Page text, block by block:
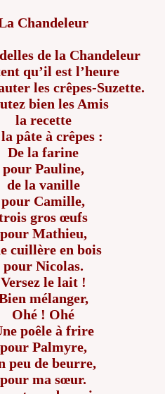
Chandeleur
de la Chandeleur
qu’il est l’heure
les crêpes-Suzette.
bien les Amis
la recette
pâte à crêpes :
De la farine
pour Pauline,
de la vanille
pour Camille,
gros œufs
pour Mathieu,
cuillère en bois
pour Nicolas.
Versez le lait !
mélanger,
Ohé ! Ohé
poêle à frire
pour Palmyre,
peu de beurre,
pour ma sœur.